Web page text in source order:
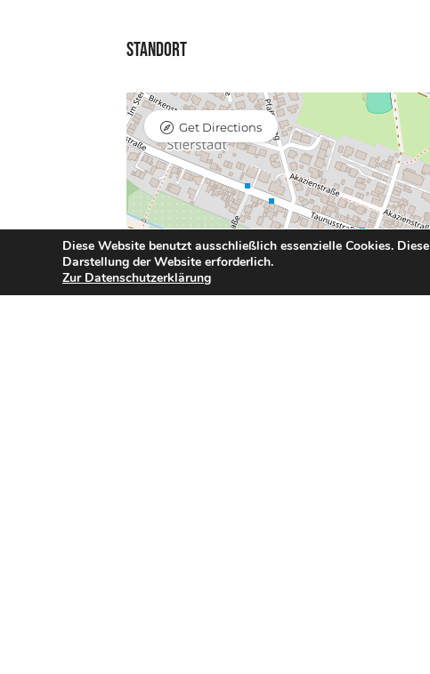
Standort
Get Directions
Diese Website benutzt ausschließlich essenzielle Cookies.
Darstellung der Website erforderlich.
Zur Datenschutzerklärung